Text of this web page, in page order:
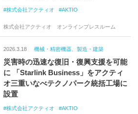
株式会社アクティオ AKTIO
株式会社アクティオ オンラインプレスルーム
2026.3.18 機械・精密機器、製造・建築
災害時の迅速な復旧・復興支援を可能
に 「Starlink Business」をアクティ
オ三重いなべテクノパーク統括工場に
設置
株式会社アクティオ AKTIO